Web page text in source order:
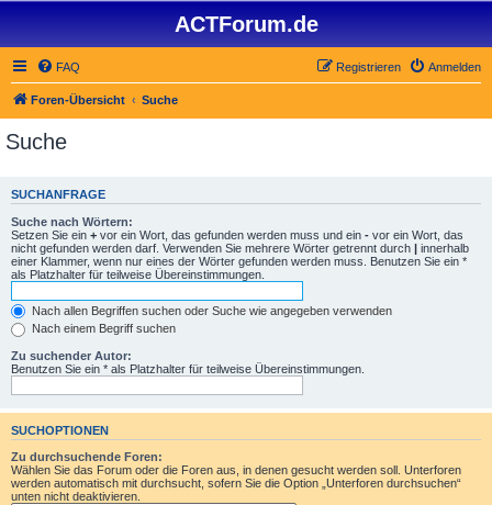
ACTForum.de
FAQ Anmelden
Registrieren
Foren-Übersicht Suche
Suche
SUCHANFRAGE
Suche nach Wörtern:
Setzen Sie ein + vor ein Wort, das gefunden werden muss und ein - vor ein Wort, das
nicht gefunden werden darf. Verwenden Sie mehrere Wörter getrennt durch | innerhalb
einer Klammer, wenn nur eines der Wörter gefunden werden muss. Benutzen Sie ein *
als Platzhalter für teilweise Übereinstimmungen.
Nach allen Begriffen suchen oder Suche wie angegeben verwenden
Nach einem Begriff suchen
Zu suchender Autor:
Benutzen Sie ein * als Platzhalter für teilweise Übereinstimmungen.
SUCHOPTIONEN
Zu durchsuchende Foren:
Wählen Sie das Forum oder die Foren aus, in denen gesucht werden soll. Unterforen
werden automatisch mit durchsucht, sofern Sie die Option „Unterforen durchsuchen“
unten nicht deaktivieren.